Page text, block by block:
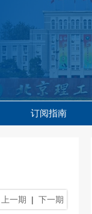
订阅指南
上一期 | 下一期